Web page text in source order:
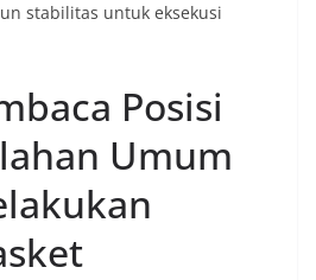
stabilitas untuk eksekusi
Posisi
Umum